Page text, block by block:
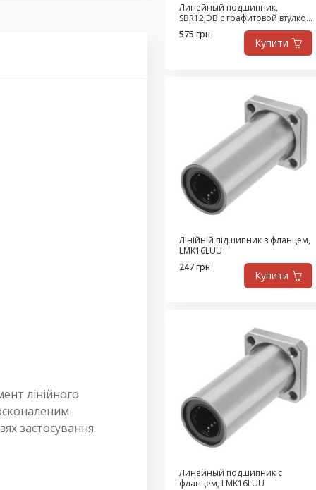
лінійного
застосування.
Линейный подшипник,
SBR12JDB с графитовой втулкой
из высокопрочной латуни,
самосмазывающийся
575 грн
Купити
Лінійній підшипник з фланцем,
LMK16LUU
247 грн
Купити
Линейный подшипник с
фланцем, LMK16LUU